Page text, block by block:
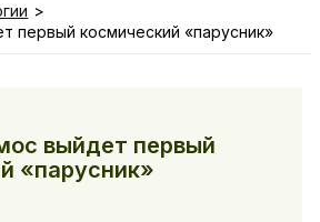
первый космический «парусник»
выйдет первый
«парусник»